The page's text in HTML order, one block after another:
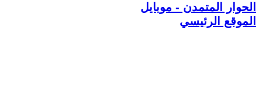
الحوار المتمدن - موبايل
الموقع الرئيسي